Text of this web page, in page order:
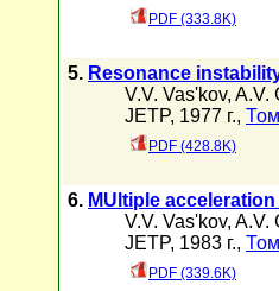
PDF (333.8K)
5. Resonance
V.V. Vas'kov, A.V.
JETP, 1977 г.,
PDF (428.8K)
6. MUltiple
V.V. Vas'kov, A.V.
JETP, 1983 г.,
PDF (339.6K)